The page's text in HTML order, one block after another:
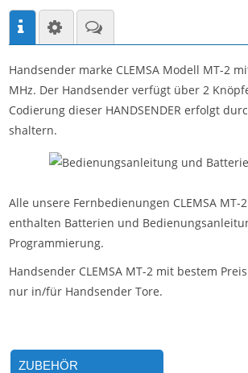
Handsender marke CLEMSA Modell MT-2
MHz. Der Handsender verfügt über 2
Codierung dieser HANDSENDER erfolgt
shaltern.
Alle unsere Fernbedienungen CLEMSA MT-
enthalten Batterien und
Programmierung.
Handsender CLEMSA MT-2 mit bestem
nur in/für Handsender Tore.
ZUBEHÖR